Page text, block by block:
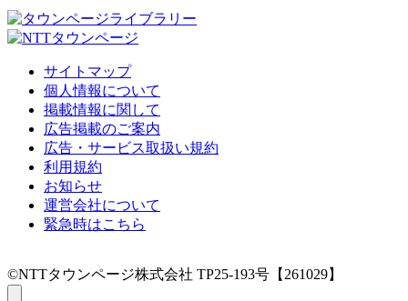
サイトマップ
個人情報について
掲載情報に関して
広告掲載のご案内
広告・サービス取扱い規約
利用規約
お知らせ
運営会社について
緊急時はこちら
©NTTタウンページ株式会社 TP25-193号【261029】